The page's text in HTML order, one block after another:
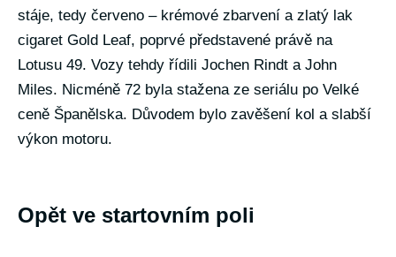
stáje, tedy červeno – krémové zbarvení a zlatý lak
cigaret Gold Leaf, poprvé představené právě na
Lotusu 49. Vozy tehdy řídili Jochen Rindt a John
Miles. Nicméně 72 byla stažena ze seriálu po Velké
ceně Španělska. Důvodem bylo zavěšení kol a slabší
výkon motoru.
Opět ve startovním poli